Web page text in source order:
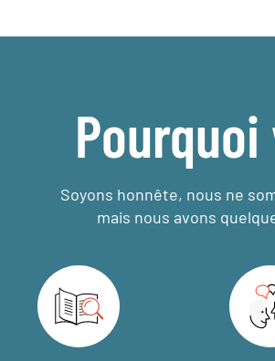
Soyons honnête, nous ne
mais nous avons